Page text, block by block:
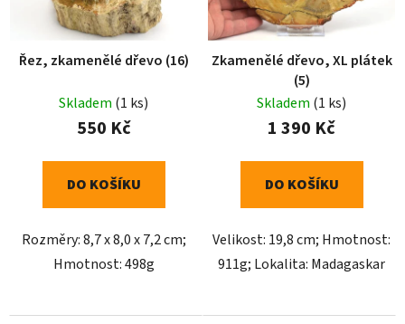
Řez, zkamenělé dřevo (16)
Skladem (1 ks)
550 Kč
DO KOŠÍKU
Rozměry: 8,7 x 8,0 x 7,2 cm;
Hmotnost: 498g
Zkamenělé dřevo, XL plátek
(5)
Skladem (1 ks)
1 390 Kč
DO KOŠÍKU
Velikost: 19,8 cm; Hmotnost:
911g; Lokalita: Madagaskar